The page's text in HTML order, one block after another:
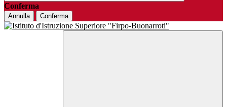
Conferma
Annulla Conferma